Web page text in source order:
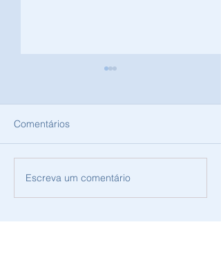
COLÓQUIO DE
BIBLIOTECAS E
Comentários
Escreva um comentário